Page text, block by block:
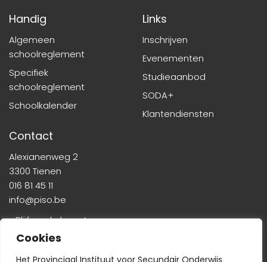
Cookies
Het Provinciaal Instituut voor Secundair Onderwijs
Handig
Algemeen
schoolreglement
Specifiek
schoolreglement
Schoolkalender
Links
Inschrijven
Evenementen
Studieaanbod
SODA+
Klantendiensten
Contact
Alexianenweg 2
3300 Tienen
016 81 45 11
info@piso.be
» Blijf op de hoogte